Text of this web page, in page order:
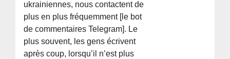
ukrainiennes, nous contactent de
plus en plus fréquemment [le bot
de commentaires Telegram]. Le
plus souvent, les gens écrivent
après coup, lorsqu’il n’est plus